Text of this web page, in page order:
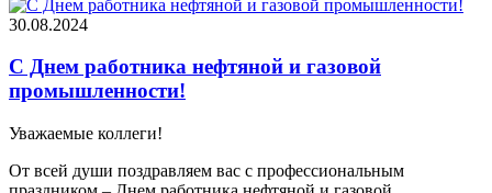
30.08.2024
С Днем работника нефтяной и газовой
промышленности!
Уважаемые коллеги!
От всей души поздравляем вас с профессиональным